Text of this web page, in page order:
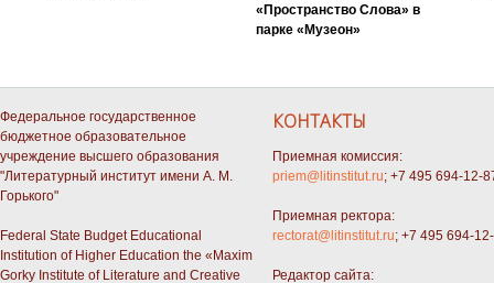
«Пространство Слова» в
парке «Музеон»
Федеральное государственное
бюджетное образовательное
учреждение высшего образования
"Литературный институт имени А. М.
Горького"
Federal State Budget Educational
Institution of Higher Education the «Maxim
Gorky Institute of Literature and Creative
КОНТАКТЫ
Приемная комиссия:
priem@litinstitut.ru; +7 495 694-12-
Приемная ректора:
rectorat@litinstitut.ru; +7 495 694-
Редактор сайта: